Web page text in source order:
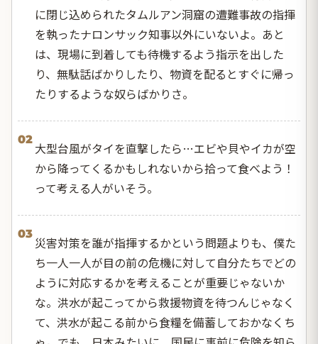
に閉じ込められたタムルアン洞窟の遭難事故の指揮
を執ったナロンサック知事以外にいないよ。あと
は、現場に到着しても待機するよう指示を出した
り、無駄話ばかりしたり、物資を配るとすぐに帰っ
たりするような奴らばかりさ。
02
大型台風がタイを直撃したら…エビや貝やイカが空
から降ってくるかもしれないから拾って食べよう！
って考える人がいそう。
03
災害対策を誰が指揮するかという問題よりも、僕た
ち一人一人が目の前の危機に対して自分たちでどの
ように対応するかを考えることが重要じゃないか
な。洪水が起こってから救援物資を待つんじゃなく
て、洪水が起こる前から食糧を備蓄しておかなくち